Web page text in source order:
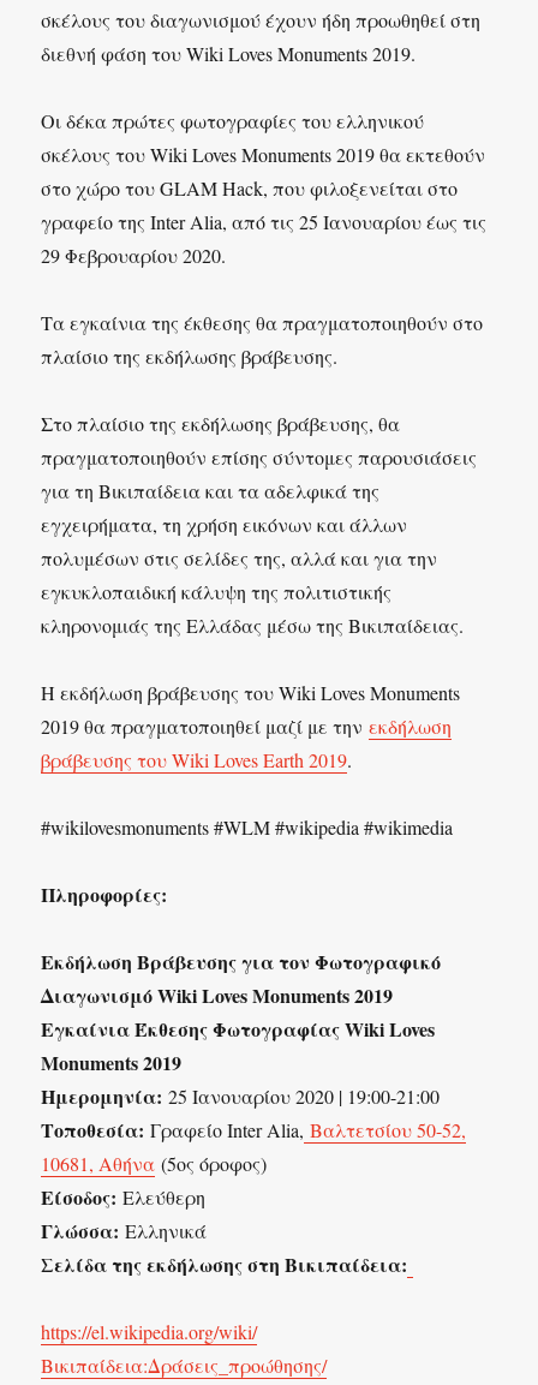
σκέλους του διαγωνισμού έχουν ήδη προωθηθεί στη
διεθνή φάση του Wiki Loves Monuments 2019.
Οι δέκα πρώτες φωτογραφίες του ελληνικού
σκέλους του Wiki Loves Monuments 2019 θα εκτεθούν
στο χώρο του GLAM Hack, που φιλοξενείται στο
γραφείο της Inter Alia, από τις 25 Ιανουαρίου έως τις
29 Φεβρουαρίου 2020.
Τα εγκαίνια της έκθεσης θα πραγματοποιηθούν στο
πλαίσιο της εκδήλωσης βράβευσης.
Στο πλαίσιο της εκδήλωσης βράβευσης, θα
πραγματοποιηθούν επίσης σύντομες παρουσιάσεις
για τη Βικιπαίδεια και τα αδελφικά της
εγχειρήματα, τη χρήση εικόνων και άλλων
πολυμέσων στις σελίδες της, αλλά και για την
εγκυκλοπαιδική κάλυψη της πολιτιστικής
κληρονομιάς της Ελλάδας μέσω της Βικιπαίδειας.
Η εκδήλωση βράβευσης του Wiki Loves Monuments
2019 θα πραγματοποιηθεί μαζί με τηνεκδήλωση
βράβευσης του Wiki Loves Earth 2019.
#wikilovesmonuments #WLM #wikipedia #wikimedia
Πληροφορίες:
Εκδήλωση Βράβευσης για τον Φωτογραφικό
Διαγωνισμό Wiki Loves Monuments 2019
Εγκαίνια Έκθεσης Φωτογραφίας Wiki Loves
Monuments 2019
Ημερομηνία:25 Ιανουαρίου 2020 | 19:00-21:00
Τοποθεσία: Γραφείο Inter Alia, Βαλτετσίου 50-52,
10681, Αθήνα (5ος όροφος)
Είσοδος: Ελεύθερη
Γλώσσα: Ελληνικά
Σελίδα της εκδήλωσης στη Βικιπαίδεια:
https://el.wikipedia.org/wiki/
Βικιπαίδεια:Δράσεις_προώθησης/